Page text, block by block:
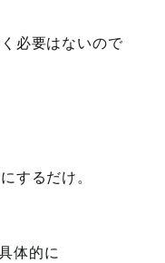
必要はないので
するだけ。
体的に